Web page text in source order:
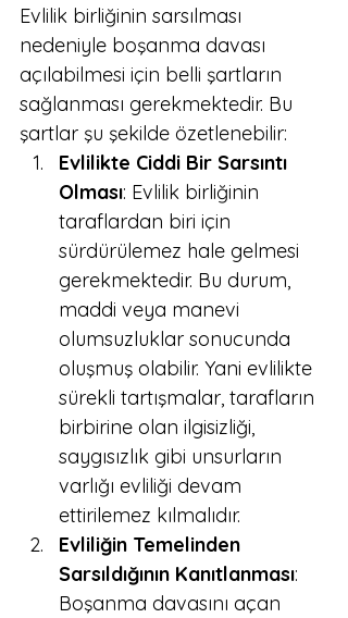
Evlilik birliğinin sarsılması
nedeniyle boşanma davası
açılabilmesi için belli şartların
sağlanması gerekmektedir. Bu
şartlar şu şekilde özetlenebilir:
Evlilikte Ciddi Bir Sarsıntı
Olması: Evlilik birliğinin
taraflardan biri için
sürdürülemez hale gelmesi
gerekmektedir. Bu durum,
maddi veya manevi
olumsuzluklar sonucunda
oluşmuş olabilir. Yani evlilikte
sürekli tartışmalar, tarafların
birbirine olan ilgisizliği,
saygısızlık gibi unsurların
varlığı evliliği devam
ettirilemez kılmalıdır.
Evliliğin Temelinden
Sarsıldığının Kanıtlanması:
Boşanma davasını açan